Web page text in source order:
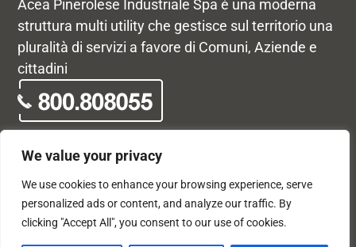
We value your privacy
We use cookies to enhance your browsing experience, serve
personalized ads or content, and analyze our traffic. By
clicking "Accept All", you consent to our use of cookies.
Acea Pinerolese Industriale Spa è una moderna
struttura multi utility che gestisce sul territorio una
pluralità di servizi a favore di Comuni, Aziende e
cittadini
© Acea Pinerolese Industriale S.p.a. – Tutti i diritti riservati. Via
Vigone 42 - 10064 Pinerolo - P. Iva e Registro delle imprese di
Torino 05059960012 - Capitale Sociale
33.915.698,68 REA di Torino: 680448